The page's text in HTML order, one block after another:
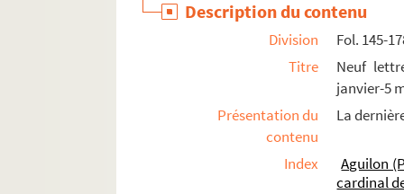
Description du contenu
Division
Fol. 145-
Titre
Neuf
janvier-5
Présentation du
contenu
La
Index
Aguilon
cardinal